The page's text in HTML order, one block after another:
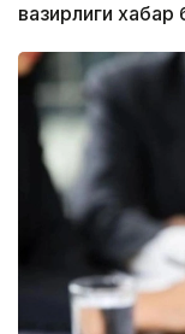
вазирлиги хабар